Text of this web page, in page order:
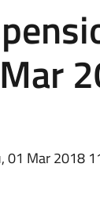
01 Mar 2018